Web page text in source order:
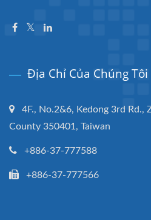
Địa Chỉ Của Chúng Tôi
4F., No.2&6, Kedong 3rd Rd.,
County 350401, Taiwan
+886-37-777588
+886-37-777566